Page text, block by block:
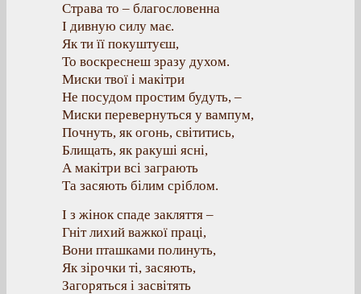
Страва то – благословенна
І дивную силу має.
Як ти її покуштуєш,
То воскреснеш зразу духом.
Миски твої і макітри
Не посудом простим будуть, –
Миски перевернуться у вампум,
Почнуть, як огонь, світитись,
Блищать, як ракуші ясні,
А макітри всі заграють
Та засяють білим сріблом.
І з жінок спаде закляття –
Гніт лихий важкої праці,
Вони пташками полинуть,
Як зірочки ті, засяють,
Загоряться і засвітять